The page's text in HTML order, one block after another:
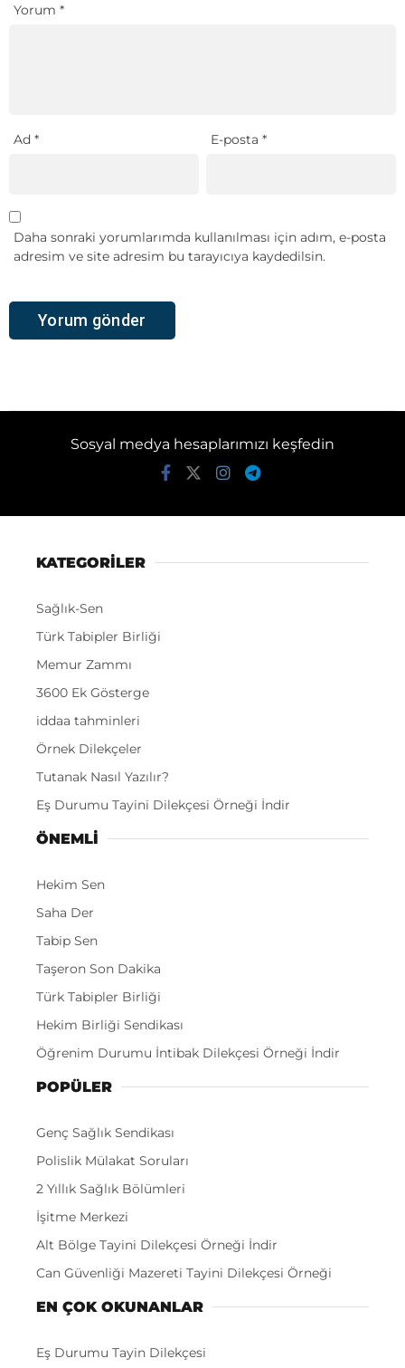
Yorum *
Ad * E-posta*
Daha sonraki yorumlarımda kullanılması için adım, e-posta
adresim ve site adresim bu tarayıcıya kaydedilsin.
Sosyal medya hesaplarımızı keşfedin
KATEGORİLER
Sağlık-Sen
Türk Tabipler Birliği
Memur Zammı
3600 Ek Gösterge
iddaa tahminleri
Örnek Dilekçeler
Tutanak Nasıl Yazılır?
Eş Durumu Tayini Dilekçesi Örneği İndir
ÖNEMLI
Hekim Sen
Saha Der
Tabip Sen
Taşeron Son Dakika
Türk Tabipler Birliği
Hekim Birliği Sendikası
Öğrenim Durumu İntibak Dilekçesi Örneği İndir
POPÜLER
Genç Sağlık Sendikası
Polislik Mülakat Soruları
2 Yıllık Sağlık Bölümleri
İşitme Merkezi
Alt Bölge Tayini Dilekçesi Örneği İndir
Can Güvenliği Mazereti Tayini Dilekçesi Örneği
EN ÇOK OKUNANLAR
Eş Durumu Tayin Dilekçesi